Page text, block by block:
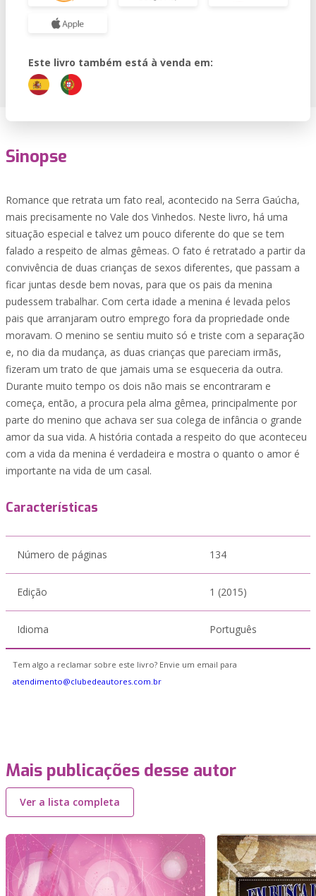
Este livro também está à venda em:
Sinopse
Romance que retrata um fato real, acontecido na Serra Gaúcha,
mais precisamente no Vale dos Vinhedos. Neste livro, há uma
situação especial e talvez um pouco diferente do que se tem
falado a respeito de almas gêmeas. O fato é retratado a partir da
convivência de duas crianças de sexos diferentes, que passam a
ficar juntas desde bem novas, para que os pais da menina
pudessem trabalhar. Com certa idade a menina é levada pelos
pais que arranjaram outro emprego fora da propriedade onde
moravam. O menino se sentiu muito só e triste com a separação
e, no dia da mudança, as duas crianças que pareciam irmãs,
fizeram um trato de que jamais uma se esqueceria da outra.
Durante muito tempo os dois não mais se encontraram e
começa, então, a procura pela alma gêmea, principalmente por
parte do menino que achava ser sua colega de infância o grande
amor da sua vida. A história contada a respeito do que aconteceu
com a vida da menina é verdadeira e mostra o quanto o amor é
importante na vida de um casal.
Características
Número de páginas 134
Edição 1 (2015)
Idioma Português
Tem algo a reclamar sobre este livro? Envie um email para
atendimento@clubedeautores.com.br
Mais publicações desse autor
Ver a lista completa